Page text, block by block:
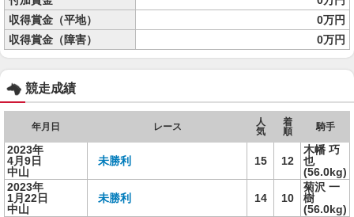
収得賞金（平地）
0万円
収得賞金（障害）
0万円
競走成績
年月日 レース
人
気
着
順
騎手
2023年
4月9日
中山
未勝利 15 12
木幡 巧
也
(56.0kg)
2023年
1月22日
中山
未勝利 14 10
菊沢 一
樹
(56.0kg)